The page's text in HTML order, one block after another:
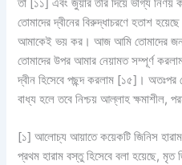
তা [১১] এবং জুয়ার তীর দিয়ে ভাগ্য
তোমাদের দ্বীনের বিরুদ্ধাচরণে হতাশ
আমাকেই ভয় কর। আজ আমি তোমাদের জন্য
তোমাদের উপর আমার নেয়ামত সম্পূর্ণ
দ্বীন হিসেবে পছন্দ করলাম [১৫]। অতঃপর
বাধ্য হলে তবে নিশ্চয় আল্লাহ ক্ষমাশীল,
[১] আলোচ্য আয়াতে কয়েকটি জিনিস
প্রথম হারাম বস্তু হিসেবে বলা হয়েছে,